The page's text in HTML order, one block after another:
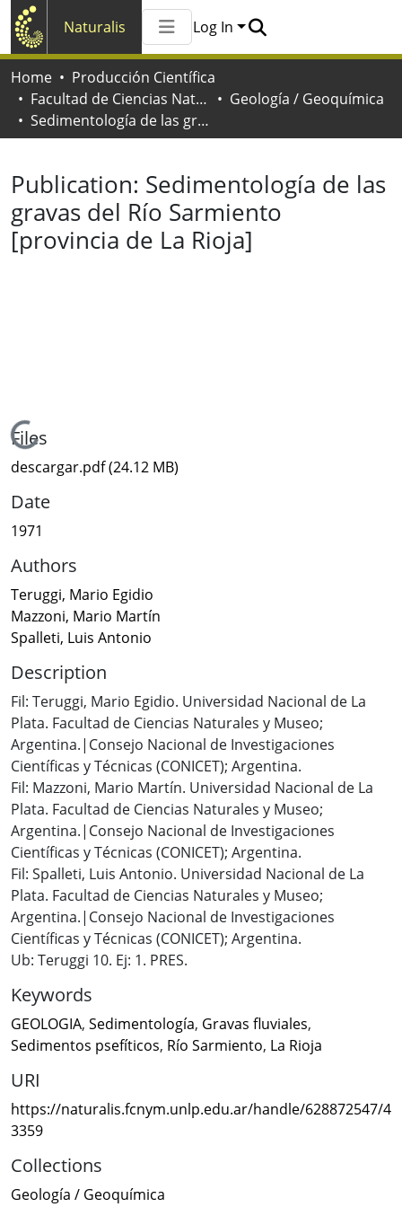
Naturalis
All of Naturalis
Log In
Home
Producción Científica
Facultad de Ciencias Naturales y Museo
Geología / Geoquímica
Sedimentología de las gravas del Río Sarmiento [provincia de La Rioja]
Publication: Sedimentología de las
gravas del Río Sarmiento
[provincia de La Rioja]
Loading...
Files
descargar.pdf(24.12 MB)
Date
1971
Authors
Teruggi, Mario Egidio
Mazzoni, Mario Martín
Spalleti, Luis Antonio
Description
Fil: Teruggi, Mario Egidio. Universidad Nacional de La
Plata. Facultad de Ciencias Naturales y Museo;
Argentina.|Consejo Nacional de Investigaciones
Científicas y Técnicas (CONICET); Argentina.
Fil: Mazzoni, Mario Martín. Universidad Nacional de La
Plata. Facultad de Ciencias Naturales y Museo;
Argentina.|Consejo Nacional de Investigaciones
Científicas y Técnicas (CONICET); Argentina.
Fil: Spalleti, Luis Antonio. Universidad Nacional de La
Plata. Facultad de Ciencias Naturales y Museo;
Argentina.|Consejo Nacional de Investigaciones
Científicas y Técnicas (CONICET); Argentina.
Ub: Teruggi 10. Ej: 1. PRES.
Keywords
GEOLOGIA, Sedimentología, Gravas fluviales,
Sedimentos psefíticos, Río Sarmiento, La Rioja
URI
https://naturalis.fcnym.unlp.edu.ar/handle/628872547/4
3359
Collections
Geología / Geoquímica